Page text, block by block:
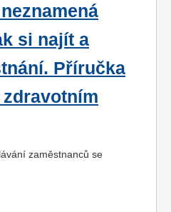
si najít a
Příručka
zaměstnanců se